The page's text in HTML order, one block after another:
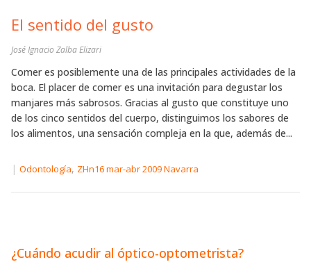
El sentido del gusto
José Ignacio Zalba Elizari
Comer es posiblemente una de las principales actividades de la
boca. El placer de comer es una invitación para degustar los
manjares más sabrosos. Gracias al gusto que constituye uno
de los cinco sentidos del cuerpo, distinguimos los sabores de
los alimentos, una sensación compleja en la que, además de...
| Odontología, ZHn16 mar-abr 2009 Navarra
¿Cuándo acudir al óptico-optometrista?